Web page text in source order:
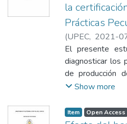
la
Prácticas
(UPEC, 2021-
Nathaly
El presente
diagnosticar los
de producción
Parroquia
El estudio se
Show more
Item Open Access